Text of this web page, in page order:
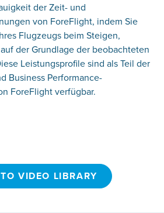
der Zeit- und
von ForeFlight, indem Sie
Flugzeugs beim Steigen,
der Grundlage der beobachteten
Leistungsprofile sind als Teil der
Business Performance-
ForeFlight verfügbar.
VIDEO LIBRARY